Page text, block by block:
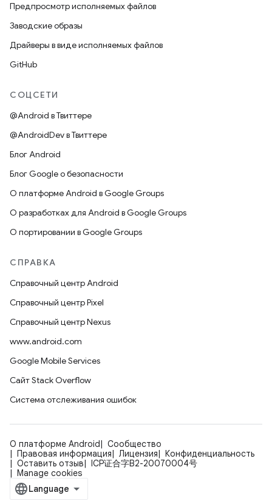
Предпросмотр исполняемых файлов
Заводские образы
Драйверы в виде исполняемых файлов
GitHub
СОЦСЕТИ
@Android в Твиттере
@AndroidDev в Твиттере
Блог Android
Блог Google о безопасности
О платформе Android в Google Groups
О разработках для Android в Google Groups
О портировании в Google Groups
СПРАВКА
Справочный центр Android
Справочный центр Pixel
Справочный центр Nexus
www.android.com
Google Mobile Services
Сайт Stack Overflow
Система отслеживания ошибок
О платформе Android
Сообщество
Правовая информация
Лицензия
Конфиденциальность
Оставить отзыв
ICP证合字B2-20070004号
Manage cookies